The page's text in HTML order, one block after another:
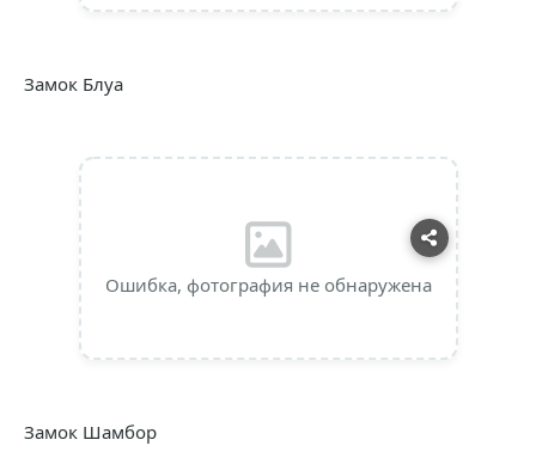
Замок Блуа
Ошибка, фотография не обнаружена
Замок Шамбор